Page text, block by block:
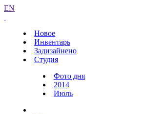
EN
Новое
Инвентарь
Задизайнено
Студия
Фото дня
2014
Июль